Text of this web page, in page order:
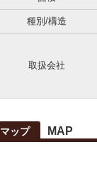
種別/構造
取扱会社
マップ MAP